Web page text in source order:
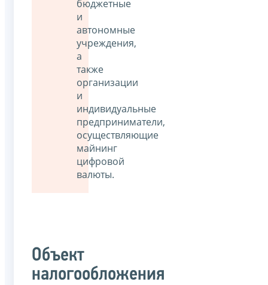
бюджетные
и
автономные
учреждения,
а
также
организации
и
индивидуальные
предприниматели,
осуществляющие
майнинг
цифровой
валюты.
Объект
налогообложения